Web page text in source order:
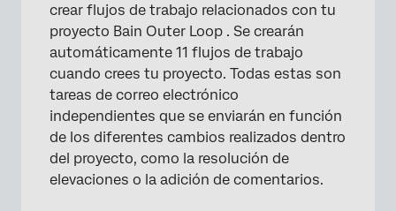
×
crear flujos de trabajo relacionados con tu
proyecto Bain Outer Loop . Se crearán
automáticamente 11 flujos de trabajo
cuando crees tu proyecto. Todas estas son
tareas de correo electrónico
independientes que se enviarán en función
de los diferentes cambios realizados dentro
del proyecto, como la resolución de
elevaciones o la adición de comentarios.